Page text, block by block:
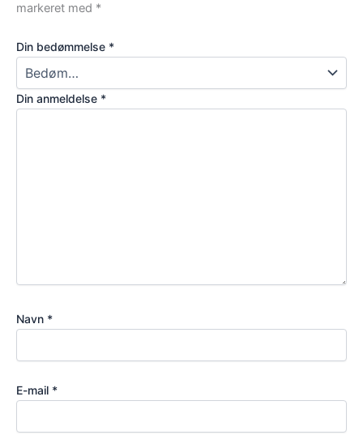
markeret med *
Din bedømmelse *
Din anmeldelse *
Navn *
E-mail *